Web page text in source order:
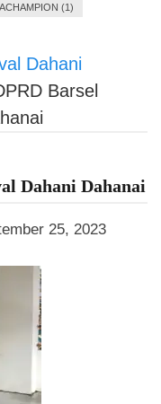
(1)
Dahani
Barsel
Dahani Dahanai
25, 2023